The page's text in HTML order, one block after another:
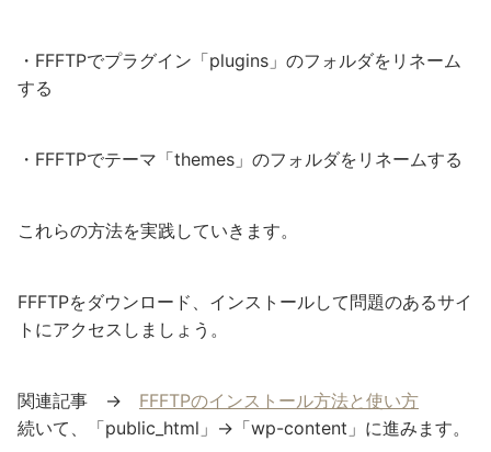
・FFFTPでプラグイン「plugins」のフォルダをリネーム
する
・FFFTPでテーマ「themes」のフォルダをリネームする
これらの方法を実践していきます。
FFFTPをダウンロード、インストールして問題のあるサイ
トにアクセスしましょう。
関連記事 → FFFTPのインストール方法と使い方
続いて、「public_html」→「wp-content」に進みます。